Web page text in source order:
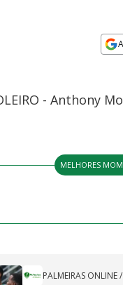
- Anthony
MELHORES
PALMEIRAS ONLINE/